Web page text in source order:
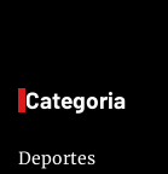
Categoria
Deportes